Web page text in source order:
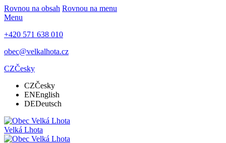
Rovnou na obsah Rovnou na menu
Menu
+420 571 638 010
obec@velkalhota.cz
CZČesky
CZČesky
ENEnglish
DEDeutsch
Velká Lhota